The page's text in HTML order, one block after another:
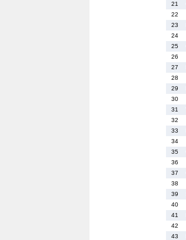
21
22
23
24
25
26
27
28
29
30
31
32
33
34
35
36
37
38
39
40
41
42
43